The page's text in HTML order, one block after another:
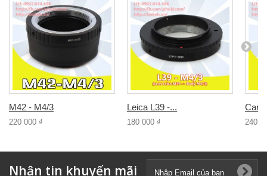
M42 - M4/3
220 000 ₫
Leica L39 -...
180 000 ₫ 240
Nhận tin khuyến mãi